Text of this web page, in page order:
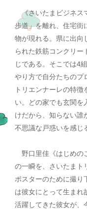
《さいたまビジネス
歩道」を離れ、住宅街
物が現れる。県に出向
られた鉄筋コンクリー
じである。そこでは4
やり方で自分たちのプ
トリエンナーレの特
い。どの家でも玄関を
けだから、知らない誰
不思議な戸惑いを感じ
野口里佳《はじめの
の一瞬を、さいたまト
ポスターのために撮り
は彼女にとって生まれ
活躍してきた彼女が、